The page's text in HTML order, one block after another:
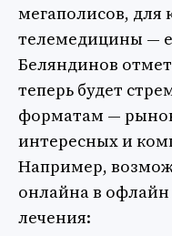
мегаполисов, для
телемедицины —
Беляндинов
теперь будет
форматам —
интересных и
Например,
онлайна в
лечения: